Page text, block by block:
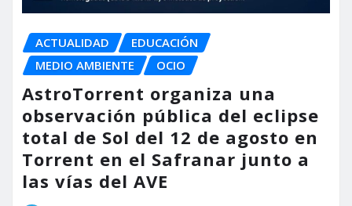
ACTUALIDAD
EDUCACIÓN
MEDIO AMBIENTE
OCIO
AstroTorrent organiza una
observación pública del eclipse
total de Sol del 12 de agosto en
Torrent en el Safranar junto a
las vías del AVE